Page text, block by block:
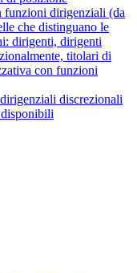
funzioni dirigenziali (da
che distinguano le
dirigenti, dirigenti
titolari di
con funzioni
discrezionali